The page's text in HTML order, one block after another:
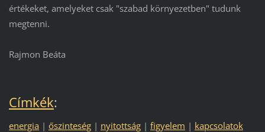
értékeket, amelyeket csak "szabad környezetben" tudunk
megtenni.
Rajmon Beáta
Címkék:
energia | őszinteség | nyitottság | figyelem | kapcsolatok